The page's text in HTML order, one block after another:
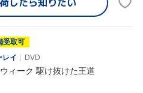
受取可
レイ
DVD
ィーク 駆け抜けた王道